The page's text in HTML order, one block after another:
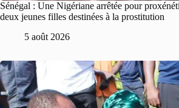
Sénégal : Une Nigériane arrêtée pour
deux jeunes filles destinées à la prostitution
5 août 2026